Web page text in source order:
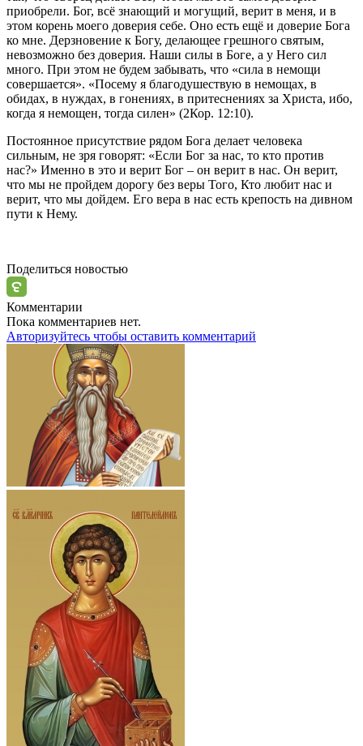
приобрели. Бог, всё знающий и могущий, верит в меня, и в
этом корень моего доверия себе. Оно есть ещё и доверие Бога
ко мне. Дерзновение к Богу, делающее грешного святым,
невозможно без доверия. Наши силы в Боге, а у Него сил
много. При этом не будем забывать, что «сила в немощи
совершается». «Посему я благодушествую в немощах, в
обидах, в нуждах, в гонениях, в притеснениях за Христа, ибо,
когда я немощен, тогда силен» (2Кор. 12:10).
Постоянное присутствие рядом Бога делает человека
сильным, не зря говорят: «Если Бог за нас, то кто против
нас?» Именно в это и верит Бог – он верит в нас. Он верит,
что мы не пройдем дорогу без веры Того, Кто любит нас и
верит, что мы дойдем. Его вера в нас есть крепость на дивном
пути к Нему.
Поделиться новостью
Комментарии
Пока комментариев нет.
Авторизуйтесь чтобы оставить комментарий